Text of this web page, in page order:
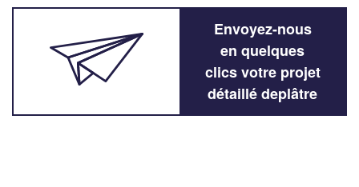
Envoyez-nous
en quelques
clics votre projet
détaillé deplâtre